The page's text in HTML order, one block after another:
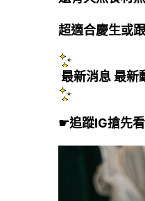
超適合慶生或
最新消息 最新
☛追蹤IG搶先看